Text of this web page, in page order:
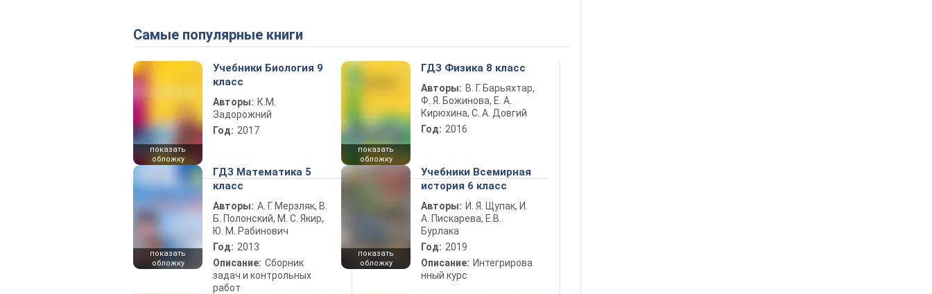
Самые популярные книги
показать
обложку
Учебники Биология 9
класс
Авторы: К.М.
Задорожний
Год: 2017
показать
обложку
ГДЗ Физика 8 класс
Авторы: В. Г. Барьяхтар,
Ф. Я. Божинова, Е. А.
Кирюхина, С. А. Довгий
Год: 2016
показать
обложку
ГДЗ Математика 5
класс
Авторы: А. Г. Мерзляк, В.
Б. Полонский, М. С. Якир,
Ю. М. Рабинович
Год: 2013
Описание: Сборник
задач и контрольных
работ
показать
обложку
Учебники Всемирная
история 6 класс
Авторы: И. Я. Щупак, И.
А. Пискарева, Е.В.
Бурлака
Год: 2019
Описание: Интегрирова
нный курс